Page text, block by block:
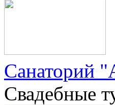
Санаторий
Свадебные